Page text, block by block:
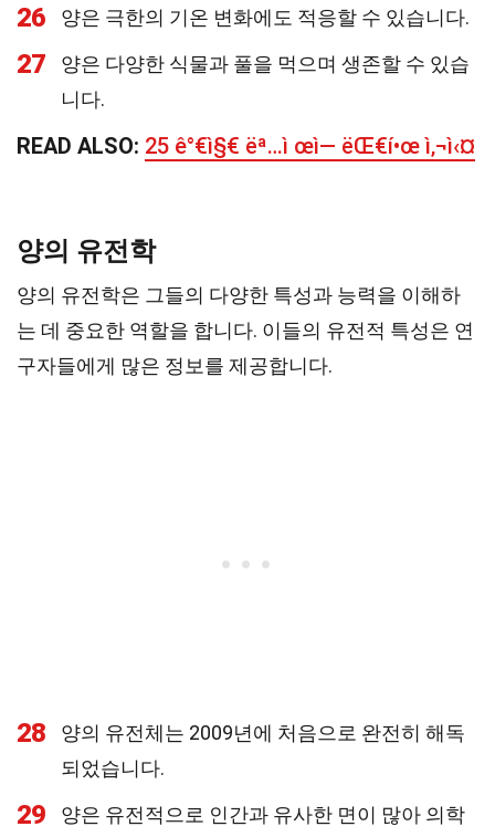
26 양은 극한의 기온 변화에도 적응할 수 있습니다.
27
양은 다양한 식물과 풀을 먹으며 생존할 수 있습
니다.
READ ALSO: 25 ê°€ì§€ ëª…ì œì— ëŒ€í•œ ì‚¬ì‹¤
양의 유전학
양의 유전학은 그들의 다양한 특성과 능력을 이해하
는 데 중요한 역할을 합니다. 이들의 유전적 특성은 연
구자들에게 많은 정보를 제공합니다.
28
양의 유전체는 2009년에 처음으로 완전히 해독
되었습니다.
29
양은 유전적으로 인간과 유사한 면이 많아 의학